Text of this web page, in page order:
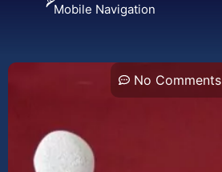
Mobile Navigation
No Comments